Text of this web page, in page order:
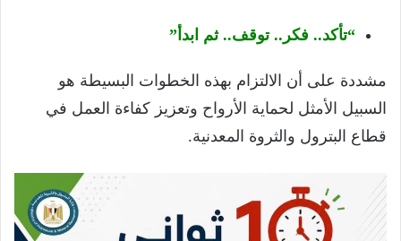
“تأكد.. فكر.. توقف.. ثم ابدأ”
مشددة على أن الالتزام بهذه الخطوات البسيطة هو
السبيل الأمثل لحماية الأرواح وتعزيز كفاءة العمل في
قطاع البترول والثروة المعدنية.